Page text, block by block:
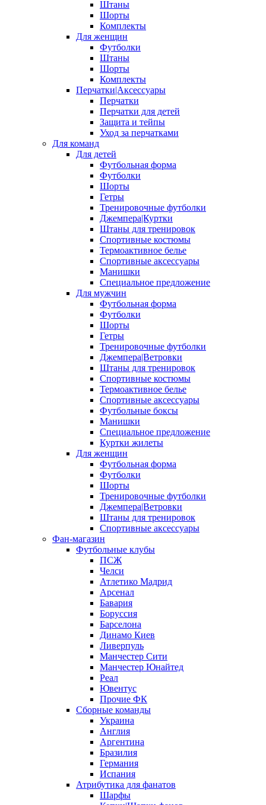
Штаны
Шорты
Комплекты
Для женщин
Футболки
Штаны
Шорты
Комплекты
Перчатки|Аксессуары
Перчатки
Перчатки для детей
Защита и тейпы
Уход за перчатками
Для команд
Для детей
Футбольная форма
Футболки
Шорты
Гетры
Тренировочные футболки
Джемпера|Куртки
Штаны для тренировок
Спортивные костюмы
Термоактивное белье
Спортивные аксессуары
Манишки
Специальное предложение
Для мужчин
Футбольная форма
Футболки
Шорты
Гетры
Тренировочные футболки
Джемпера|Ветровки
Штаны для тренировок
Спортивные костюмы
Термоактивное белье
Спортивные аксессуары
Футбольные боксы
Манишки
Специальное предложение
Куртки жилеты
Для женщин
Футбольная форма
Футболки
Шорты
Тренировочные футболки
Джемпера|Ветровки
Штаны для тренировок
Спортивные аксессуары
Фан-магазин
Футбольные клубы
ПСЖ
Челси
Атлетико Мадрид
Арсенал
Бавария
Боруссия
Барселона
Динамо Киев
Ливерпуль
Манчестер Сити
Манчестер Юнайтед
Реал
Ювентус
Прочие ФК
Сборные команды
Украина
Англия
Аргентина
Бразилия
Германия
Испания
Атрибутика для фанатов
Шарфы